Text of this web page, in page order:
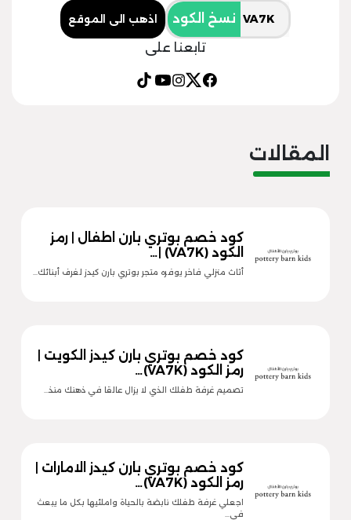
نسخ الكود اذهب الى الموقع
تابعنا على
المقالات
كود خصم بوتري بارن اطفال | رمز
الكود (VA7K) |…
أثاث منزلي فاخر يوفره متجر بوتري بارن كيدز لغرف أبنائك…
كود خصم بوتري بارن كيدز الكويت |
رمز الكود (VA7K)…
تصميم غرفة طفلك الذي لا يزال عالقا في ذهنك منذ…
كود خصم بوتري بارن كيدز الامارات |
رمز الكود (VA7K)…
اجعلي غرفة طفلك نابضة بالحياة واملئيها بكل ما يبعث
في…